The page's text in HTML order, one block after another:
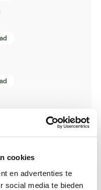
cookies
en advertenties te
social media te bieden